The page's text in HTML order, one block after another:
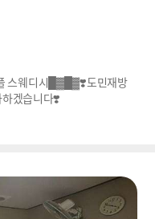
스웨디시█▓█▓❣️도민재방
겠습니다❣️